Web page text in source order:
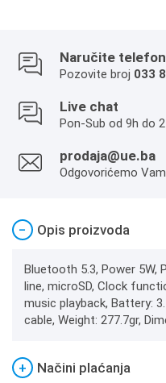
Naručite
Pozovite broj 033
Live chat
Pon-Sub od 9h do
prodaja@ue.ba
Odgovorićemo
− Opis proizvoda
Bluetooth 5.3, Power 5W,
line, microSD, Clock
music playback, Battery:
cable, Weight: 277.7gr,
+ Načini plaćanja